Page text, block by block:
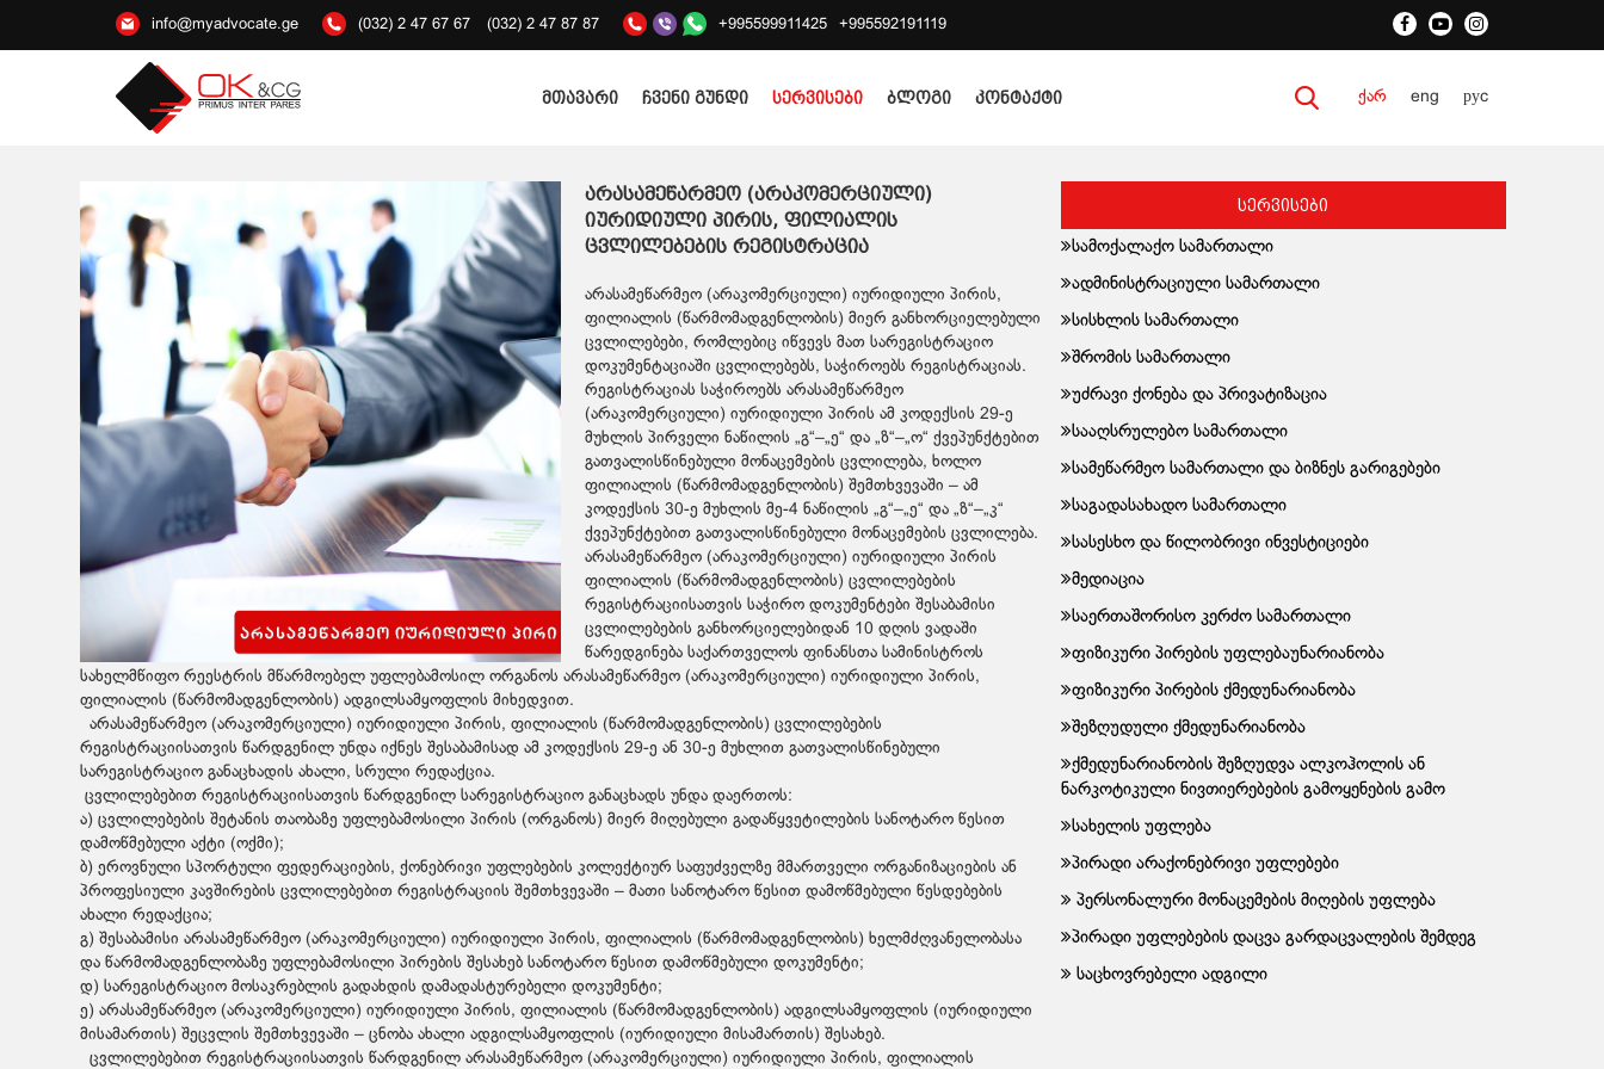
info@myadvocate.ge (032) 2 47 67 67 (032) 2 47 87 87 +995599911425 +995592191119
მთავარი ჩვენი გუნდი სერვისები ბლოგი კონტაქტი ქარ eng руc
არასამეწარმეო (არაკომერციული)
იურიდიული პირის, ფილიალის
ცვლილებების რეგისტრაცია
არასამეწარმეო (არაკომერციული) იურიდიული პირის,
ფილიალის (წარმომადგენლობის) მიერ განხორციელებული
ცვლილებები, რომლებიც იწვევს მათ სარეგისტრაციო
დოკუმენტაციაში ცვლილებებს, საჭიროებს რეგისტრაციას.
რეგისტრაციას საჭიროებს არასამეწარმეო
(არაკომერციული) იურიდიული პირის ამ კოდექსის 29-ე
მუხლის პირველი ნაწილის „გ“–„ე“ და „ზ“–„ო“ ქვეპუნქტებით
გათვალისწინებული მონაცემების ცვლილება, ხოლო
ფილიალის (წარმომადგენლობის) შემთხვევაში – ამ
კოდექსის 30-ე მუხლის მე-4 ნაწილის „გ“–„ე“ და „ზ“–„კ“
ქვეპუნქტებით გათვალისწინებული მონაცემების ცვლილება.
არასამეწარმეო (არაკომერციული) იურიდიული პირის
ფილიალის (წარმომადგენლობის) ცვლილებების
რეგისტრაციისათვის საჭირო დოკუმენტები შესაბამისი
ცვლილებების განხორციელებიდან 10 დღის ვადაში
წარედგინება საქართველოს ფინანსთა სამინისტროს
სახელმწიფო რეესტრის მწარმოებელ უფლებამოსილ ორგანოს არასამეწარმეო (არაკომერციული) იურიდიული პირის,
ფილიალის (წარმომადგენლობის) ადგილსამყოფლის მიხედვით.
არასამეწარმეო (არაკომერციული) იურიდიული პირის, ფილიალის (წარმომადგენლობის) ცვლილებების
რეგისტრაციისათვის წარდგენილ უნდა იქნეს შესაბამისად ამ კოდექსის 29-ე ან 30-ე მუხლით გათვალისწინებული
სარეგისტრაციო განაცხადის ახალი, სრული რედაქცია.
ცვლილებებით რეგისტრაციისათვის წარდგენილ სარეგისტრაციო განაცხადს უნდა დაერთოს:
ა) ცვლილებების შეტანის თაობაზე უფლებამოსილი პირის (ორგანოს) მიერ მიღებული გადაწყვეტილების სანოტარო წესით
დამოწმებული აქტი (ოქმი);
ბ) ეროვნული სპორტული ფედერაციების, ქონებრივი უფლებების კოლექტიურ საფუძველზე მმართველი ორგანიზაციების ან
პროფესიული კავშირების ცვლილებებით რეგისტრაციის შემთხვევაში – მათი სანოტარო წესით დამოწმებული წესდებების
ახალი რედაქცია;
გ) შესაბამისი არასამეწარმეო (არაკომერციული) იურიდიული პირის, ფილიალის (წარმომადგენლობის) ხელმძღვანელობასა
და წარმომადგენლობაზე უფლებამოსილი პირების შესახებ სანოტარო წესით დამოწმებული დოკუმენტი;
დ) სარეგისტრაციო მოსაკრებლის გადახდის დამადასტურებელი დოკუმენტი;
ე) არასამეწარმეო (არაკომერციული) იურიდიული პირის, ფილიალის (წარმომადგენლობის) ადგილსამყოფლის (იურიდიული
მისამართის) შეცვლის შემთხვევაში – ცნობა ახალი ადგილსამყოფლის (იურიდიული მისამართის) შესახებ.
ცვლილებებით რეგისტრაციისათვის წარდგენილ არასამეწარმეო (არაკომერციული) იურიდიული პირის, ფილიალის
სერვისები
სამოქალაქო სამართალი
ადმინისტრაციული სამართალი
სისხლის სამართალი
შრომის სამართალი
უძრავი ქონება და პრივატიზაცია
სააღსრულებო სამართალი
სამეწარმეო სამართალი და ბიზნეს გარიგებები
საგადასახადო სამართალი
სასესხო და წილობრივი ინვესტიციები
მედიაცია
საერთაშორისო კერძო სამართალი
ფიზიკური პირების უფლებაუნარიანობა
ფიზიკური პირების ქმედუნარიანობა
შეზღუდული ქმედუნარიანობა
ქმედუნარიანობის შეზღუდვა ალკოჰოლის ან
ნარკოტიკული ნივთიერებების გამოყენების გამო
სახელის უფლება
პირადი არაქონებრივი უფლებები
პერსონალური მონაცემების მიღების უფლება
პირადი უფლებების დაცვა გარდაცვალების შემდეგ
საცხოვრებელი ადგილი